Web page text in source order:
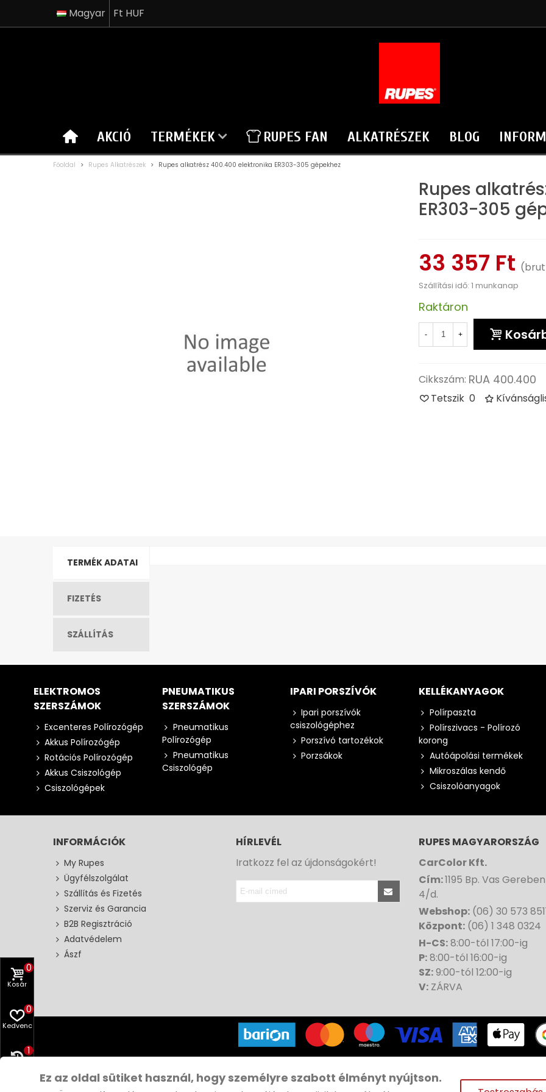
Magyar Ft HUF
AKCIÓ TERMÉKEK RUPES FAN ALKATRÉSZEK BLOG
Főoldal > Rupes Alkatrészek > Rupes alkatrész 400.400 elektronika ER303-305 gépekhez
Rupes
ER303-305
33 357 Ft
Szállítási idő: 1 munkanap
Raktáron
- +
Cikkszám: RUA 400.400
Tetszik 0
TERMÉK ADATAI
FIZETÉS
SZÁLLÍTÁS
ELEKTROMOS
SZERSZÁMOK
Excenteres Polírozógép
Akkus Polírozógép
Rotációs Polírozógép
Akkus Csiszológép
Csiszológépek
PNEUMATIKUS
SZERSZÁMOK
Pneumatikus
Polírozógép
Pneumatikus
Csiszológép
IPARI PORSZÍVÓK
Ipari porszívók
csiszológéphez
Porszívó tartozékok
Porzsákok
KELLÉKANYAGOK
Polírpaszta
Polírszivacs - Polírozó
korong
Autóápolási termékek
Mikroszálas kendő
Csiszolóanyagok
INFORMÁCIÓK
My Rupes
Ügyfélszolgálat
Szállítás és Fizetés
Szerviz és Garancia
B2B Regisztráció
Adatvédelem
Ászf
HÍRLEVÉL
Iratkozz fel az újdonságokért!
RUPES MAGYARORSZÁG
CarColor Kft.
Cím:1195 Bp. Vas
4/d.
Webshop: (06) 30 573
Központ: (06) 1 348 0324
H-CS:8:00-tól 17:00-ig
P:8:00-tól 16:00-ig
SZ:9:00-tól 12:00-ig
V: ZÁRVA
Kosár
0
Kedvenc
0
1
Ez az oldal sütiket használ, hogy személyre szabott élményt nyújtson.